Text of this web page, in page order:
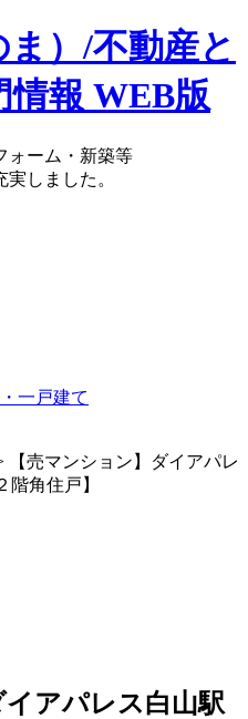
ォーム・新築等
しました。
【売マンション】ダイアパレ
階角住戸】
イアパレス白山駅